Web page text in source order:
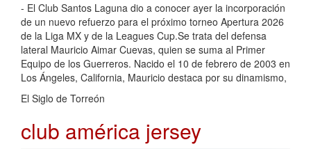
- El Club Santos Laguna dio a conocer ayer la incorporación
de un nuevo refuerzo para el próximo torneo Apertura 2026
de la Liga MX y de la Leagues Cup.Se trata del defensa
lateral Mauricio Aimar Cuevas, quien se suma al Primer
Equipo de los Guerreros. Nacido el 10 de febrero de 2003 en
Los Ángeles, California, Mauricio destaca por su dinamismo,
El Siglo de Torreón
club américa jersey